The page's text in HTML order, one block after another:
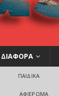
ΔΙΑΦΟΡΑ
ΠΑΙΔΙΚΑ
ΑΦΙΕΡΩΜΑ